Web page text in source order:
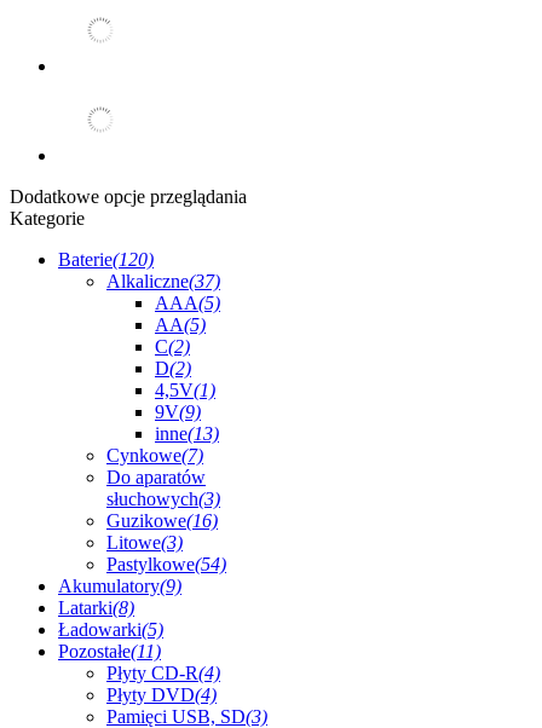
Dodatkowe opcje przeglądania
Kategorie
Baterie(120)
Alkaliczne(37)
AAA(5)
AA(5)
C(2)
D(2)
4,5V(1)
9V(9)
inne(13)
Cynkowe(7)
Do aparatów
słuchowych(3)
Guzikowe(16)
Litowe(3)
Pastylkowe(54)
Akumulatory(9)
Latarki(8)
Ładowarki(5)
Pozostałe(11)
Płyty CD-R(4)
Płyty DVD(4)
Pamięci USB, SD(3)